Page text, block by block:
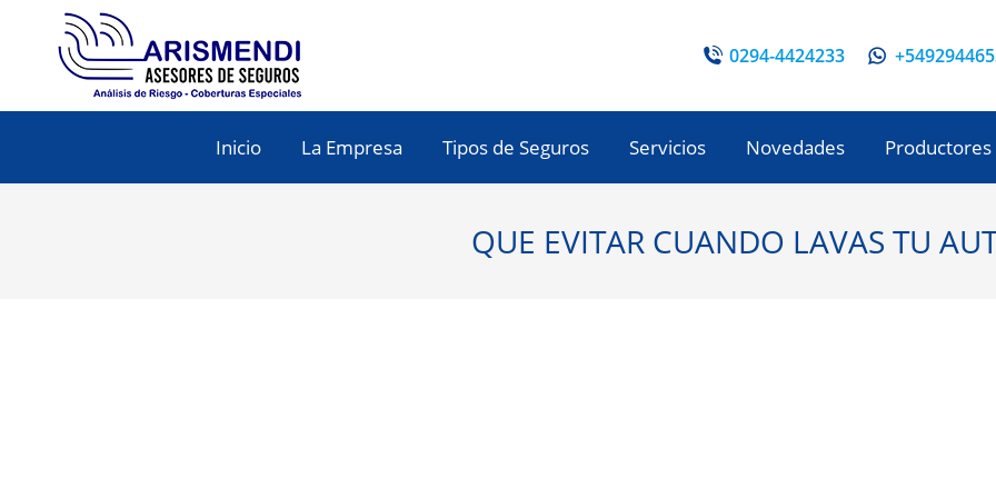
0294-4424233
Inicio La Empresa Tipos de Seguros Servicios Novedades Productores
QUE EVITAR CUANDO LAVAS TU